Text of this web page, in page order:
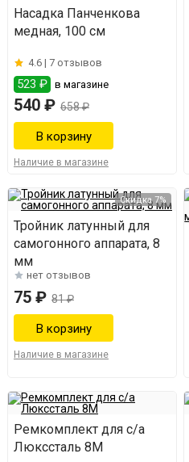
Насадка Панченкова
медная, 100 см
4.6 | 7 отзывов
523 ₽ в магазине
540 ₽ 658 ₽
Наличие в магазине
Скидка 7%
Тройник латунный для
самогонного аппарата, 8
мм
нет отзывов
75 ₽ 81 ₽
Наличие в магазине
Ремкомплект для с/а
Люкссталь 8М